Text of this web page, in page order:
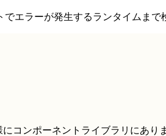
エラーが発生するランタイムまで
コンポーネントライブラリにあり